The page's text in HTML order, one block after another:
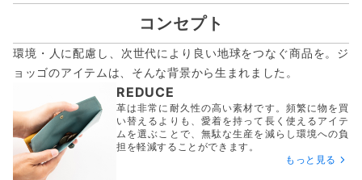
コンセプト
環境・人に配慮し、次世代により良い地球をつなぐ商品を。ジ
ョッゴのアイテムは、 そんな背景から生まれました。
REDUCE
革は非常に耐久性の高い素材です。頻繁に物を買
い替えるよりも、愛着を持って長く使えるアイテ
ムを選ぶことで、無駄な生産を減らし環境への負
担を軽減することができます。
もっと見る